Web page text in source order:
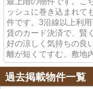
ッシュに巻き込まれて
件です。3沿線以上利
賃のカード決済で、賢
好の涼しく気持ちの良
離が短くてすむ、敷地
過去掲載物件一覧